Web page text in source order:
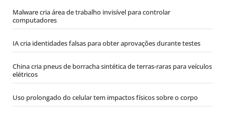
Malware cria área de trabalho invisível para controlar
computadores
IA cria identidades falsas para obter aprovações durante testes
China cria pneus de borracha sintética de terras-raras para veículos
elétricos
Uso prolongado do celular tem impactos físicos sobre o corpo